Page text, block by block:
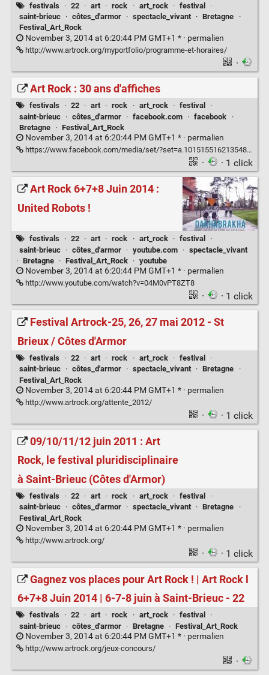
festivals · 22 · art · rock · art_rock · festival
·
saint-brieuc
· côtes_d'armor · spectacle_vivant · Bretagne
·
Festival_Art_Rock
November 3, 2014 at 6:20:44 PM GMT+1 * · permalien
http://www.artrock.org/myportfolio/programme-et-horaires/
·
Art Rock : 30 ans d'affiches
festivals · 22 · art · rock · art_rock · festival
·
saint-brieuc
· côtes_d'armor · facebook.com · facebook
·
Bretagne
· Festival_Art_Rock
November 3, 2014 at 6:20:44 PM GMT+1 * · permalien
https://www.facebook.com/media/set/?set=a.10151551621354898.1073741827.159693509897&type=1
· · 1 click
Art Rock 6+7+8 Juin 2014 :
United Robots !
festivals · 22 · art · rock · art_rock · festival
·
saint-brieuc
· côtes_d'armor · youtube.com · spectacle_vivant
· Bretagne · Festival_Art_Rock · youtube
November 3, 2014 at 6:20:44 PM GMT+1 * · permalien
http://www.youtube.com/watch?v=04M0vPT8ZT8
· · 1 click
Festival Artrock-25, 26, 27 mai 2012 - St
Brieux / Côtes d'Armor
festivals · 22 · art · rock · art_rock · festival
·
saint-brieuc
· côtes_d'armor · spectacle_vivant · Bretagne
·
Festival_Art_Rock
November 3, 2014 at 6:20:44 PM GMT+1 * · permalien
http://www.artrock.org/attente_2012/
· · 1 click
09/10/11/12 juin 2011 : Art
Rock, le festival pluridisciplinaire
à Saint-Brieuc (Côtes d'Armor)
festivals · 22 · art · rock · art_rock · festival
·
saint-brieuc
· côtes_d'armor · spectacle_vivant · Bretagne
·
Festival_Art_Rock
November 3, 2014 at 6:20:44 PM GMT+1 * · permalien
http://www.artrock.org/
· · 1 click
Gagnez vos places pour Art Rock ! | Art Rock l
6+7+8 Juin 2014 | 6-7-8 juin à Saint-Brieuc - 22
festivals · 22 · art · rock · art_rock · festival
·
saint-brieuc
· côtes_d'armor · Bretagne · Festival_Art_Rock
November 3, 2014 at 6:20:44 PM GMT+1 * · permalien
http://www.artrock.org/jeux-concours/
·